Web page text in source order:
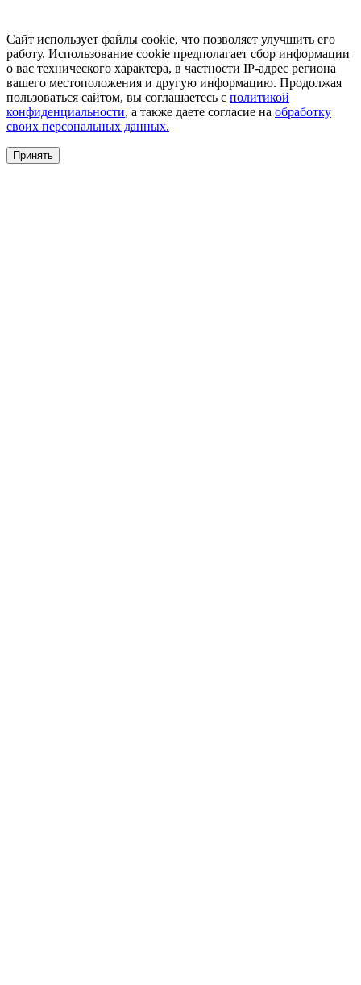
Сайт использует файлы cookie, что позволяет улучшить его
работу. Использование cookie предполагает сбор информации
о вас технического характера, в частности IP-адрес региона
вашего местоположения и другую информацию. Продолжая
пользоваться сайтом, вы соглашаетесь с политикой
конфиденциальности, а также даете согласие на обработку
своих персональных данных.
Принять